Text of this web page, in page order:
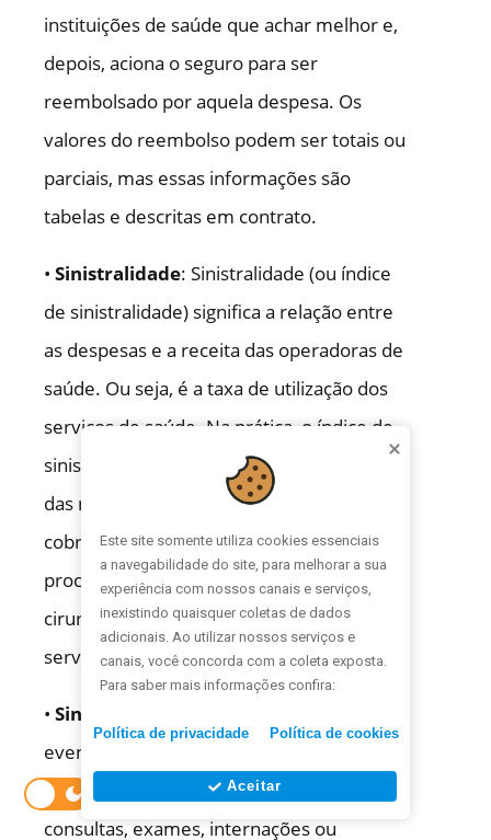
instituições de saúde que achar melhor e,
depois, aciona o seguro para ser
reembolsado por aquela despesa. Os
valores do reembolso podem ser totais ou
parciais, mas essas informações são
tabelas e descritas em contrato.
• Sinistralidade: Sinistralidade (ou índice
de sinistralidade) significa a relação entre
as despesas e a receita das operadoras de
saúde. Ou seja, é a taxa de utilização dos
serviços de saúde. Na prática, o índice de
sinistralidade descreve qual porcentagem
das receitas dos planos foi consumida para
cobrir as despesas com atendimentos e
procedimentos, como consultas, exames,
cirurgias, internações, entre outros
serviços.
• Sinistro
evento ou situação em que o plano de
saúde precisa cobrir. Por exemplo,
consultas, exames, internações ou
Aceitar
Este site somente utiliza cookies essenciais
a navegabilidade do site, para melhorar a sua
experiência com nossos canais e serviços,
inexistindo quaisquer coletas de dados
adicionais. Ao utilizar nossos serviços e
canais, você concorda com a coleta exposta.
Para saber mais informações confira:
Política de privacidade Política de cookies